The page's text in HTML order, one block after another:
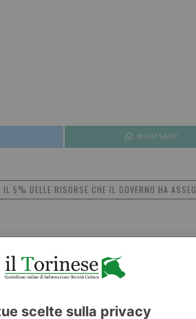
WHATSAPP
5% DELLE RISORSE CHE IL GOVERNO HA